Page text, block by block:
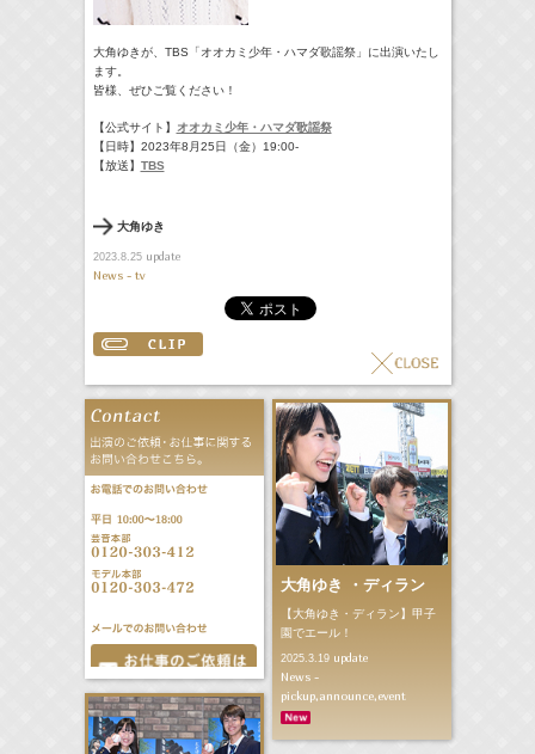
大角ゆきが、TBS「オオカミ少年・ハマダ歌謡祭」に出演いたし
ます。
皆様、ぜひご覧ください！
【公式サイト】 オオカミ少年・ハマダ歌謡祭
【日時】2023年8月25日（金）19:00-
【放送】 TBS
大角ゆき
2023.8.25update
News - tv
大角ゆき ・ディラン
【大角ゆき・ディラン】甲子
園でエール！
2025.3.19update
News -
pickup,announce,event